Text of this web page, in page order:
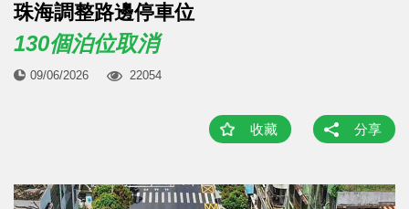
珠海調整路邊停車位
130個泊位取消
09/06/2026 22054
收藏 分享